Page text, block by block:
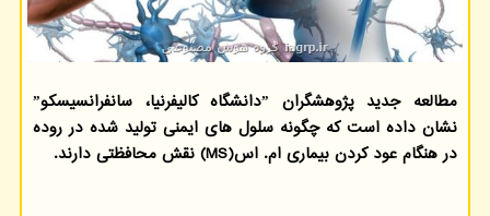
مطالعه جدید پژوهشگران ˮدانشگاه كالیفرنیا، سانفرانسیسكوˮ
نشان داده است كه چگونه سلول های ایمنی تولید شده در روده
در هنگام عود كردن بیماری ام. اس(MS) نقش محافظتی دارند.